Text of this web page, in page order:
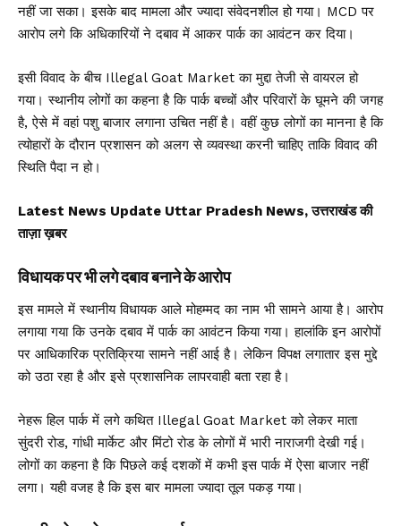
नहीं जा सका। इसके बाद मामला और ज्यादा संवेदनशील हो गया। MCD पर
आरोप लगे कि अधिकारियों ने दबाव में आकर पार्क का आवंटन कर दिया।
इसी विवाद के बीच Illegal Goat Market का मुद्दा तेजी से वायरल हो
गया। स्थानीय लोगों का कहना है कि पार्क बच्चों और परिवारों के घूमने की जगह
है, ऐसे में वहां पशु बाजार लगाना उचित नहीं है। वहीं कुछ लोगों का मानना है कि
त्योहारों के दौरान प्रशासन को अलग से व्यवस्था करनी चाहिए ताकि विवाद की
स्थिति पैदा न हो।
Latest News Update Uttar Pradesh News, उत्तराखंड की
ताज़ा ख़बर
विधायक पर भी लगे दबाव बनाने के आरोप
इस मामले में स्थानीय विधायक आले मोहम्मद का नाम भी सामने आया है। आरोप
लगाया गया कि उनके दबाव में पार्क का आवंटन किया गया। हालांकि इन आरोपों
पर आधिकारिक प्रतिक्रिया सामने नहीं आई है। लेकिन विपक्ष लगातार इस मुद्दे
को उठा रहा है और इसे प्रशासनिक लापरवाही बता रहा है।
नेहरू हिल पार्क में लगे कथित Illegal Goat Market को लेकर माता
सुंदरी रोड, गांधी मार्केट और मिंटो रोड के लोगों में भारी नाराजगी देखी गई।
लोगों का कहना है कि पिछले कई दशकों में कभी इस पार्क में ऐसा बाजार नहीं
लगा। यही वजह है कि इस बार मामला ज्यादा तूल पकड़ गया।